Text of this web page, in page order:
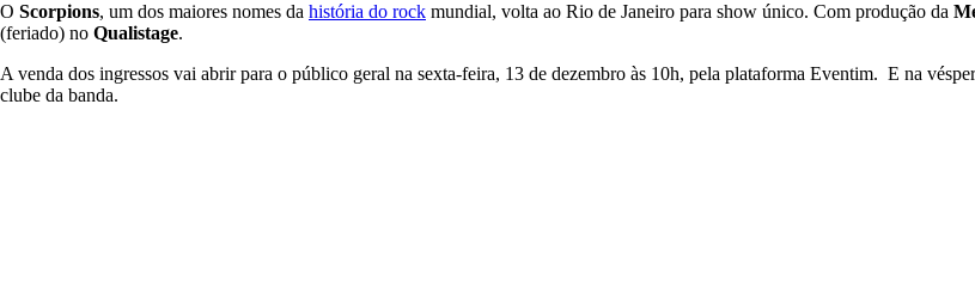
O Scorpions, um dos maiores nomes da história do rock mundial, volta ao Rio de Janeiro para show único. Com produção da
(feriado) no Qualistage.
A venda dos ingressos vai abrir para o público geral na sexta-feira, 13 de dezembro às 10h, pela plataforma Eventim. E na
clube da banda.